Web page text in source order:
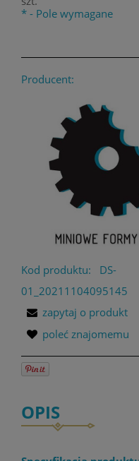
* - Pole wymagane
Producent:
Kod produktu:
DS-
01_20211104095145
zapytaj o produkt
poleć znajomemu
OPIS